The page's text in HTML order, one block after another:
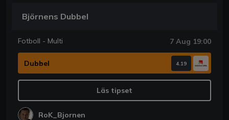
Björnens Dubbel
Fotboll - Multi 7 Aug 19:00
Dubbel 4.19
Läs tipset
RoK_Bjornen